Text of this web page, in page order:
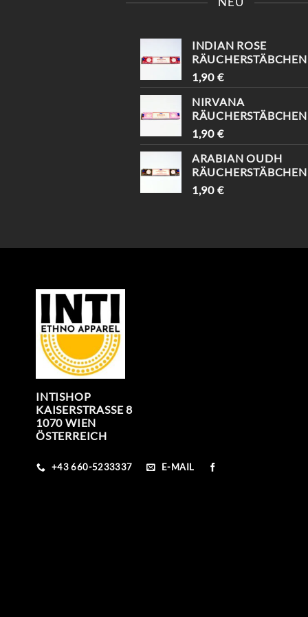
EKOMME -10%🤌🏻
INDIAN ROSE
RÄUCHERSTÄBCHEN
1,90 €
NIRVANA
RÄUCHERSTÄBCHEN
1,90 €
ARABIAN OUDH
RÄUCHERSTÄBCHEN
1,90 €
INTISHOP
KAISERSTRASSE 8
1070 WIEN
ÖSTERREICH
+43 660-5233337 E-MAIL